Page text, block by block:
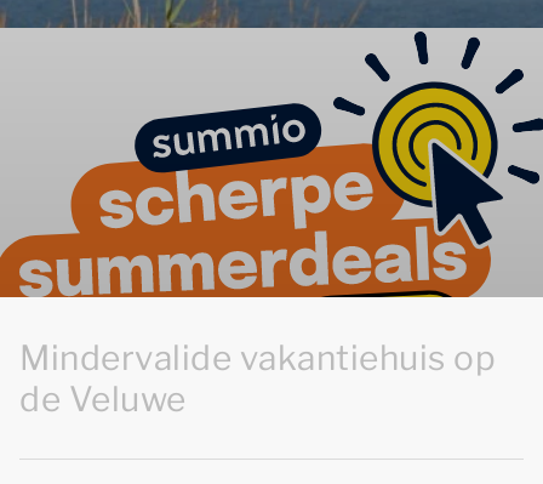
Mindervalide vakantiehuis op
de Veluwe